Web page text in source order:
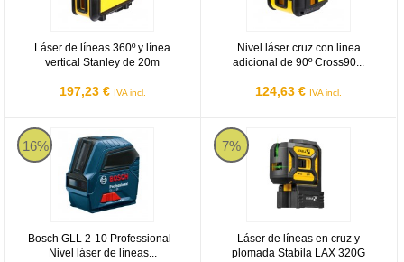
Láser de líneas 360º y línea
vertical Stanley de 20m
197,23 € IVA incl.
Nivel láser cruz con linea
adicional de 90º Cross90...
124,63 € IVA incl.
16%
Bosch GLL 2-10 Professional -
Nivel láser de líneas...
Bosch GLL 2-10 Professional - Nivel láser de líneas autonivelante
7%
Láser de líneas en cruz y
plomada Stabila LAX 320G
Láser de líneas en cruz y